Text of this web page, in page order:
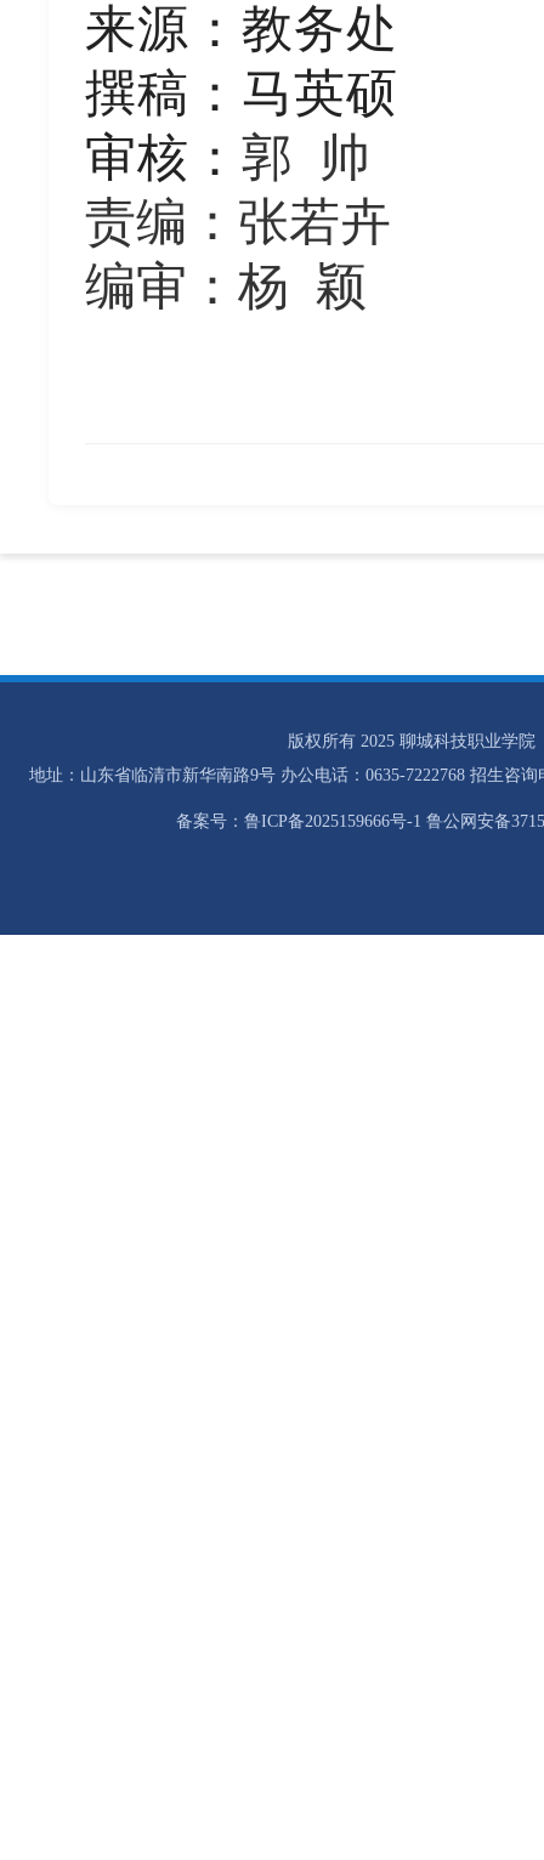
来源 ： 教务处
撰稿： 马英硕
审核： 郭
帅
责编：张若卉
编审：杨 颖
版权所有 2025 聊城科技职业学院
地址：山东省临清市新华南路9号 办公电话：0635-7222768 招生咨询
备案号：鲁ICP备2025159666号-1 鲁公网安备